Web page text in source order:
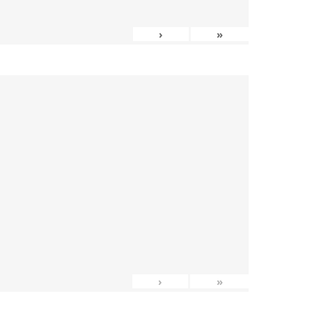
› »
› »